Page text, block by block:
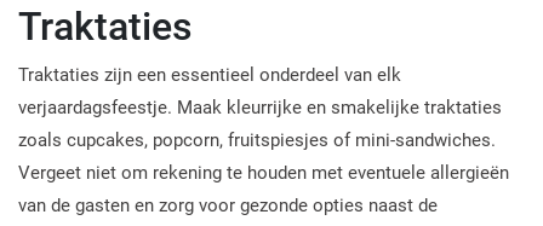
Traktaties
Traktaties zijn een essentieel onderdeel van elk
verjaardagsfeestje. Maak kleurrijke en smakelijke traktaties
zoals cupcakes, popcorn, fruitspiesjes of mini-sandwiches.
Vergeet niet om rekening te houden met eventuele allergieën
van de gasten en zorg voor gezonde opties naast de